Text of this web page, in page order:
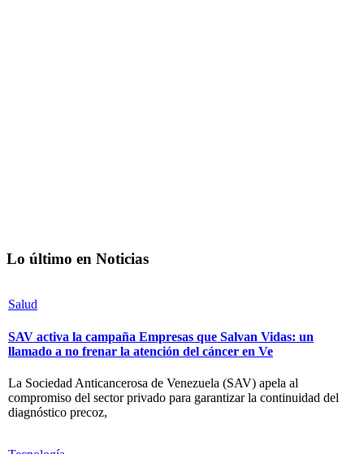
Lo último en Noticias
Salud
SAV activa la campaña Empresas que Salvan Vidas: un
llamado a no frenar la atención del cáncer en Ve
La Sociedad Anticancerosa de Venezuela (SAV) apela al
compromiso del sector privado para garantizar la continuidad del
diagnóstico precoz,